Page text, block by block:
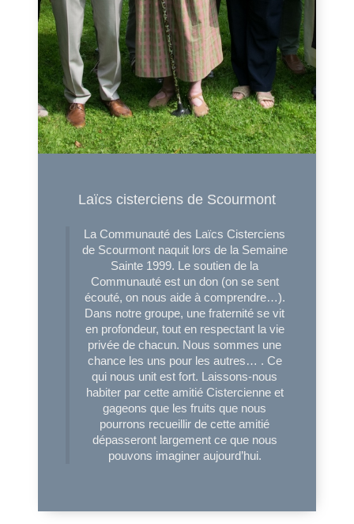
Laïcs cisterciens de Scourmont
La Communauté des Laïcs Cisterciens
de Scourmont naquit lors de la Semaine
Sainte 1999. Le soutien de la
Communauté est un don (on se sent
écouté, on nous aide à comprendre…).
Dans notre groupe, une fraternité se vit
en profondeur, tout en respectant la vie
privée de chacun. Nous sommes une
chance les uns pour les autres… . Ce
qui nous unit est fort. Laissons-nous
habiter par cette amitié Cistercienne et
gageons que les fruits que nous
pourrons recueillir de cette amitié
dépasseront largement ce que nous
pouvons imaginer aujourd’hui.